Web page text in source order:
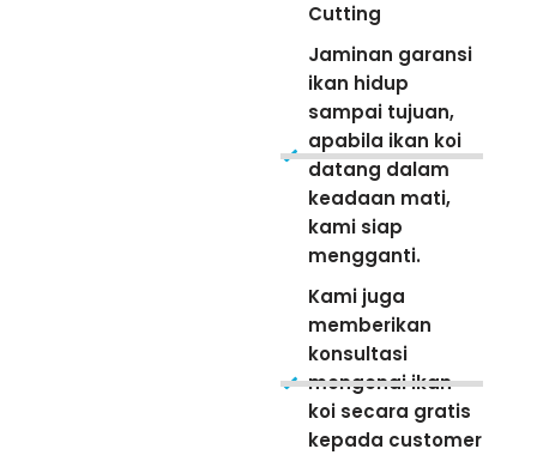
Cutting
Jaminan garansi
ikan hidup
sampai tujuan,
apabila ikan koi
datang dalam
keadaan mati,
kami siap
mengganti.
Kami juga
memberikan
konsultasi
mengenai ikan
koi secara gratis
kepada customer